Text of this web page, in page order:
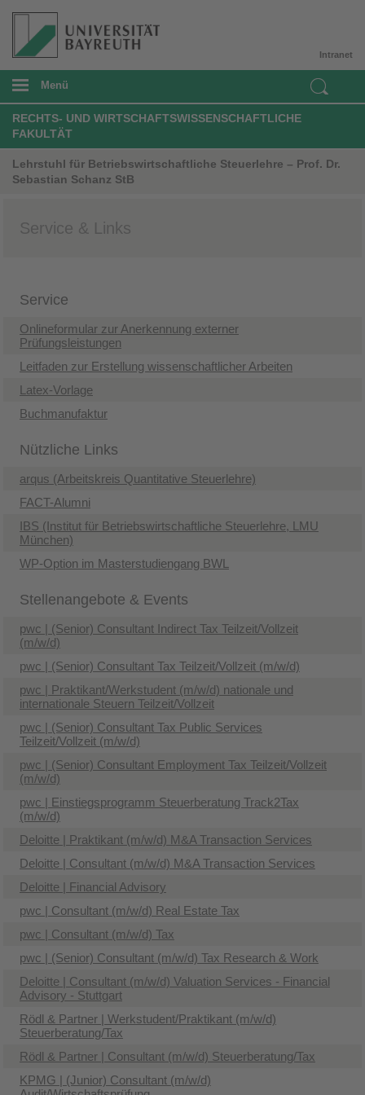
Intranet
Menü
RECHTS- UND WIRTSCHAFTSWISSENSCHAFTLICHE
FAKULTÄT
Lehrstuhl für Betriebswirtschaftliche Steuerlehre – Prof. Dr.
Sebastian Schanz StB
Service & Links
Service
Onlineformular zur Anerkennung externer
Prüfungsleistungen
Leitfaden zur Erstellung wissenschaftlicher Arbeiten
Latex-Vorlage
Buchmanufaktur
Nützliche Links
arqus (Arbeitskreis Quantitative Steuerlehre)
FACT-Alumni
IBS (Institut für Betriebswirtschaftliche Steuerlehre, LMU
München)
WP-Option im Masterstudiengang BWL
Stellenangebote & Events
pwc | (Senior) Consultant Indirect Tax Teilzeit/Vollzeit
(m/w/d)
pwc | (Senior) Consultant Tax Teilzeit/Vollzeit (m/w/d)
pwc | Praktikant/Werkstudent (m/w/d) nationale und
internationale Steuern Teilzeit/Vollzeit
pwc | (Senior) Consultant Tax Public Services
Teilzeit/Vollzeit (m/w/d)
pwc | (Senior) Consultant Employment Tax Teilzeit/Vollzeit
(m/w/d)
pwc | Einstiegsprogramm Steuerberatung Track2Tax
(m/w/d)
Deloitte | Praktikant (m/w/d) M&A Transaction Services
Deloitte | Consultant (m/w/d) M&A Transaction Services
Deloitte | Financial Advisory
pwc | Consultant (m/w/d) Real Estate Tax
pwc | Consultant (m/w/d) Tax
pwc | (Senior) Consultant (m/w/d) Tax Research & Work
Deloitte | Consultant (m/w/d) Valuation Services - Financial
Advisory - Stuttgart
Rödl & Partner | Werkstudent/Praktikant (m/w/d)
Steuerberatung/Tax
Rödl & Partner | Consultant (m/w/d) Steuerberatung/Tax
KPMG | (Junior) Consultant (m/w/d)